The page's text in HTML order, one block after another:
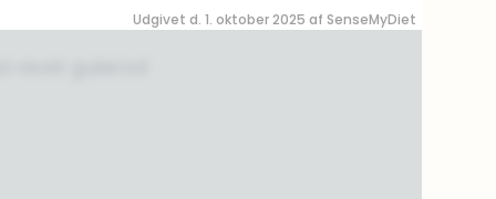
Udgivet d. 1. oktober 2025 af SenseMyDiet